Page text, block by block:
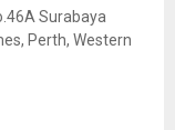
Surabaya
Perth, Western